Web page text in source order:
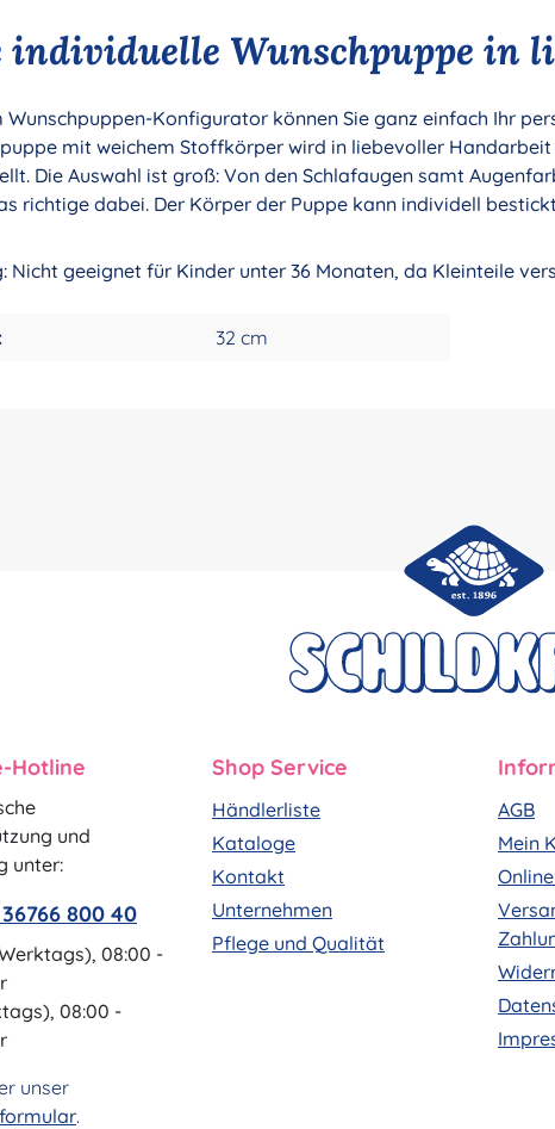
individuelle Wunschpuppe in
Wunschpuppen-Konfigurator können Sie ganz einfach Ihr
mit weichem Stoffkörper wird in liebevoller
Die Auswahl ist groß: Von den Schlafaugen samt
richtige dabei. Der Körper der Puppe kann individell
Nicht geeignet für Kinder unter 36 Monaten, da Kleinteile
32 cm
Hotline
und
unter:
800 40
08:00 -
08:00 -
unser
.
Shop Service
Händlerliste
Kataloge
Kontakt
Unternehmen
Pflege und Qualität
AGB
Mein